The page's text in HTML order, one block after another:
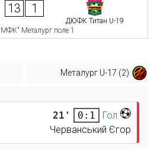
13 1
ДЮФК Титан U-19
Металург поле 1
Металург U-17 (2)
21' 0:1
Гол
Черванський Єгор